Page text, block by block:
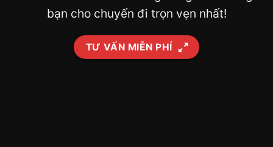
bạn cho chuyến đi trọn vẹn nhất!
TƯ VẤN MIỄN PHÍ